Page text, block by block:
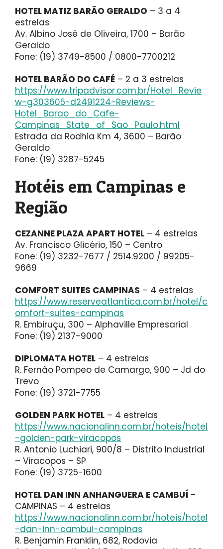
HOTEL MATIZ BARÃO GERALDO – 3 a 4
estrelas
Av. Albino José de Oliveira, 1700 – Barão
Geraldo
Fone: (19) 3749-8500 / 0800-7700212
HOTEL BARÃO DO CAFÉ – 2 a 3 estrelas
https://www.tripadvisor.com.br/Hotel_Revie
w-g303605-d2491224-Reviews-
Hotel_Barao_do_Cafe-
Campinas_State_of_Sao_Paulo.html
Estrada da Rodhia Km 4, 3600 – Barão
Geraldo
Fone: (19) 3287-5245
Hotéis em Campinas e
Região
CEZANNE PLAZA APART HOTEL – 4 estrelas
Av. Francisco Glicério, 150 – Centro
Fone: (19) 3232-7677 / 2514.9200 / 99205-
9669
COMFORT SUITES CAMPINAS – 4 estrelas
https://www.reserveatlantica.com.br/hotel/c
omfort-suites-campinas
R. Embiruçu, 300 – Alphaville Empresarial
Fone: (19) 2137-9000
DIPLOMATA HOTEL – 4 estrelas
R. Fernão Pompeo de Camargo, 900 – Jd do
Trevo
Fone: (19) 3721-7755
GOLDEN PARK HOTEL – 4 estrelas
https://www.nacionalinn.com.br/hoteis/hotel
-golden-park-viracopos
R. Antonio Luchiari, 900/8 – Distrito Industrial
– Viracopos – SP
Fone: (19) 3725-1600
HOTEL DAN INN ANHANGUERA E CAMBUÍ –
CAMPINAS – 4 estrelas
https://www.nacionalinn.com.br/hoteis/hotel
-dan-inn-cambui-campinas
R. Benjamin Franklin, 682, Rodovia